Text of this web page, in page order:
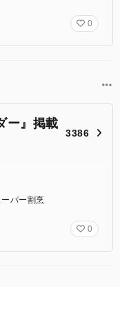
0
ー』掲載
3386
ーパー割烹
0